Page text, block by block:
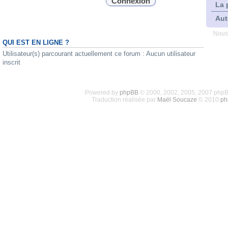
La
QUI EST EN LIGNE ?
Utilisateur(s) parcourant actuellement ce forum : Aucun utilisateur
inscrit
Powered by phpBB© 2000, 2002, 2005, 2007
Traduction réalisée par Maël Soucaze © 2010